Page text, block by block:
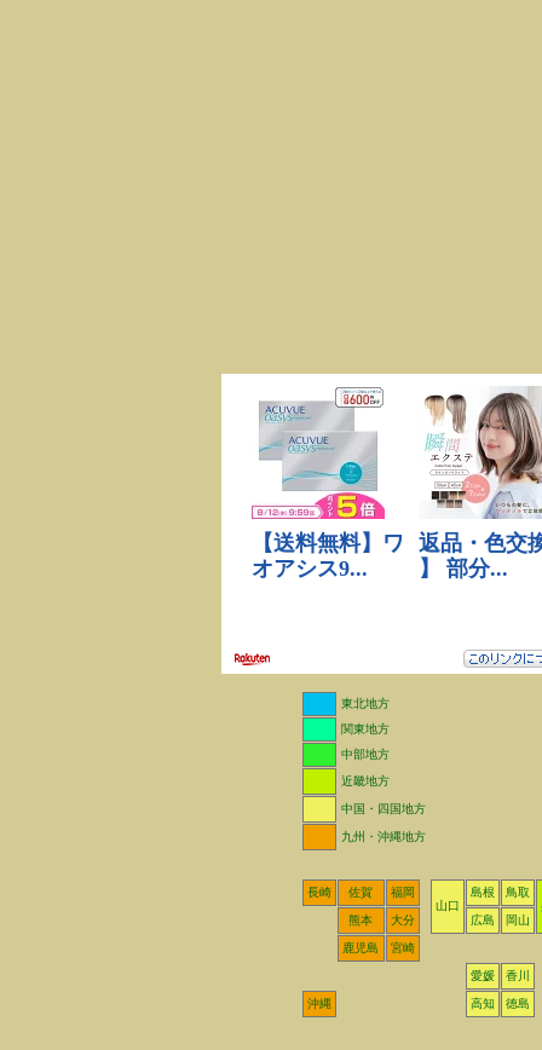
東北地方
関東地方
中部地方
近畿地方
中国・四国地方
九州・沖縄地方
長崎 佐賀
福岡
山口
島根
鳥取
熊本
大分 広島 岡山
鹿児島 宮崎
愛媛 香川
沖縄 高知 徳島